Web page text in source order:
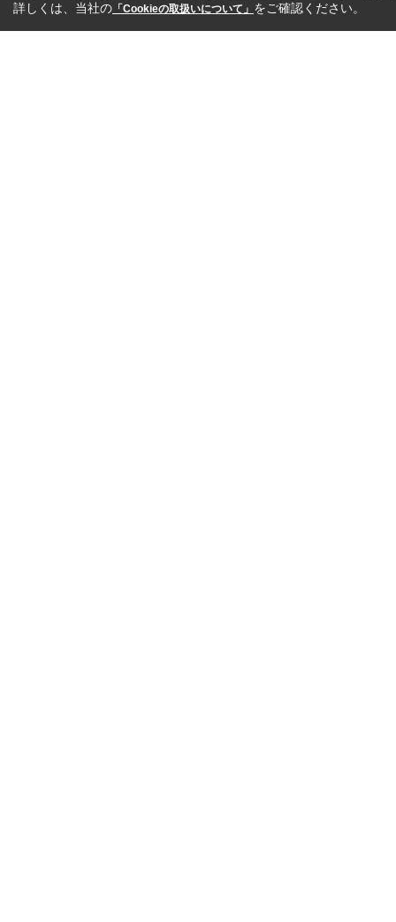
詳しくは、当社の 「Cookieの取扱いについて」 をご確認ください。